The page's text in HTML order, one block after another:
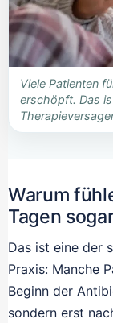
Viele Patienten
erschöpft. Das
Warum
Tagen
Das ist eine der
Praxis: Manche
Beginn der
sondern erst